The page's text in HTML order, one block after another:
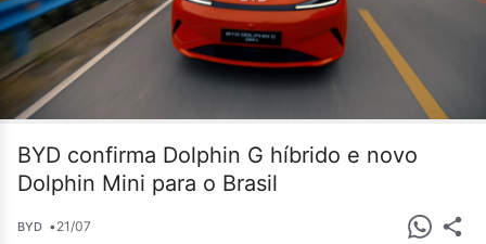
BYD confirma Dolphin G híbrido e novo
Dolphin Mini para o Brasil
BYD •21/07